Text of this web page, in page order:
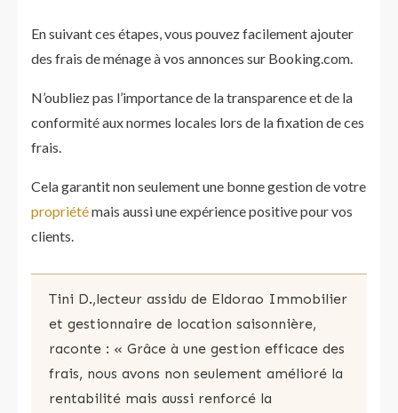
En suivant ces étapes, vous pouvez facilement ajouter
des frais de ménage à vos annonces sur Booking.com.
N’oubliez pas l’importance de la transparence et de la
conformité aux normes locales lors de la fixation de ces
frais.
Cela garantit non seulement une bonne gestion de votre
propriétémais aussi une expérience positive pour vos
clients.
Tini D.,lecteur assidu de Eldorao Immobilier
et gestionnaire de location saisonnière,
raconte : « Grâce à une gestion efficace des
frais, nous avons non seulement amélioré la
rentabilité mais aussi renforcé la